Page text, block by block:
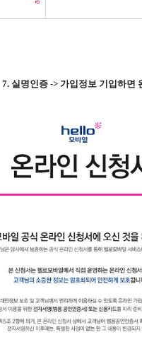
7. 실명인증 -> 가입정보 기입하면